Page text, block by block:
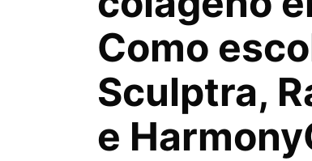
Como
Sculptra,
e